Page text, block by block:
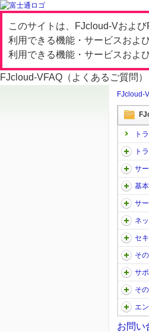
このサイトは、FJcloud-Vおよ
利用できる機能・サービスおよ
利用できる機能・サービスおよ
FJcloud-VFAQ（よくあるご質問）
FJcloud-
ト
ト
サ
基
サ
ネ
セ
そ
サ
そ
エ
お問い